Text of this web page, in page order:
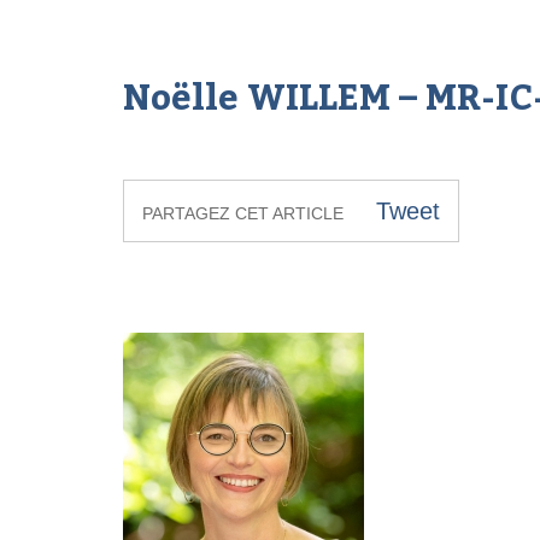
Noëlle WILLEM – MR-
PARTAGEZ CET ARTICLE Tweet